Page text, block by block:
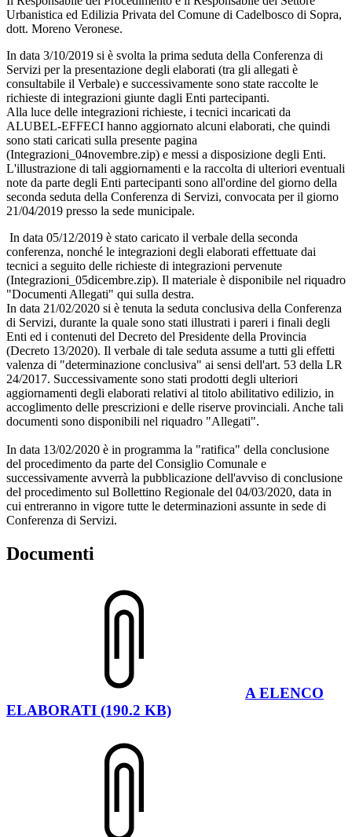
Urbanistica ed Edilizia Privata del Comune di Cadelbosco di Sopra,
dott. Moreno Veronese.
In data 3/10/2019 si è svolta la prima seduta della Conferenza di
Servizi per la presentazione degli elaborati (tra gli allegati è
consultabile il Verbale) e successivamente sono state raccolte le
richieste di integrazioni giunte dagli Enti partecipanti.
Alla luce delle integrazioni richieste, i tecnici incaricati da
ALUBEL-EFFECI hanno aggiornato alcuni elaborati, che quindi
sono stati caricati sulla presente pagina
(Integrazioni_04novembre.zip) e messi a disposizione degli Enti.
L'illustrazione di tali aggiornamenti e la raccolta di ulteriori eventuali
note da parte degli Enti partecipanti sono all'ordine del giorno della
seconda seduta della Conferenza di Servizi, convocata per il giorno
21/04/2019 presso la sede municipale.
In data 05/12/2019 è stato caricato il verbale della seconda
conferenza, nonché le integrazioni degli elaborati effettuate dai
tecnici a seguito delle richieste di integrazioni pervenute
(Integrazioni_05dicembre.zip). Il materiale è disponibile nel riquadro
"Documenti Allegati" qui sulla destra.
In data 21/02/2020 si è tenuta la seduta conclusiva della Conferenza
di Servizi, durante la quale sono stati illustrati i pareri i finali degli
Enti ed i contenuti del Decreto del Presidente della Provincia
(Decreto 13/2020). Il verbale di tale seduta assume a tutti gli effetti
valenza di "determinazione conclusiva" ai sensi dell'art. 53 della LR
24/2017. Successivamente sono stati prodotti degli ulteriori
aggiornamenti degli elaborati relativi al titolo abilitativo edilizio, in
accoglimento delle prescrizioni e delle riserve provinciali. Anche tali
documenti sono disponibili nel riquadro "Allegati".
In data 13/02/2020 è in programma la "ratifica" della conclusione
del procedimento da parte del Consiglio Comunale e
successivamente avverrà la pubblicazione dell'avviso di conclusione
del procedimento sul Bollettino Regionale del 04/03/2020, data in
cui entreranno in vigore tutte le determinazioni assunte in sede di
Conferenza di Servizi.
Documenti
A ELENCO
ELABORATI (190.2 KB)